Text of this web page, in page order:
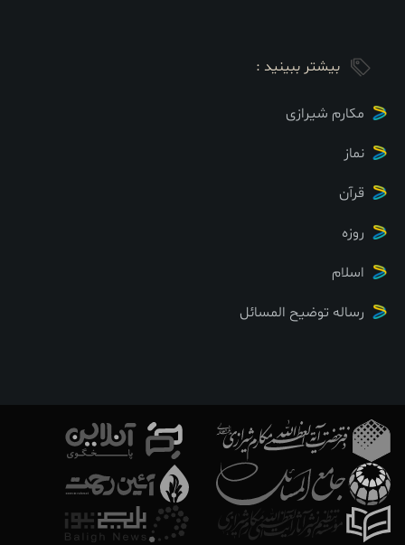
ببینید :
المسائل